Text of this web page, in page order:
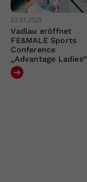
22.01.2025
Vadlau eröffnet
FE&MALE Sports
Conference
„Advantage Ladies“